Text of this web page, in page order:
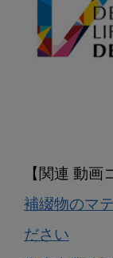
補綴物のマ
ださい